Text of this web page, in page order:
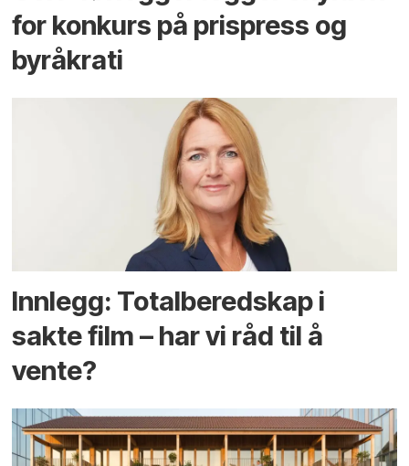
for konkurs på prispress og
byråkrati
Innlegg: Totalberedskap i
sakte film – har vi råd til å
vente?